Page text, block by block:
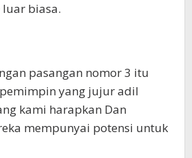
luar biasa.
pasangan nomor 3 itu
yang jujur adil
kami harapkan Dan
mempunyai potensi untuk